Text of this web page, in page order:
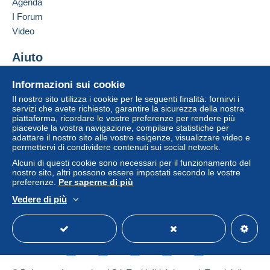
dell'acquirente.
clausole relative al pagamento, queste sono da
considerarsi nulle e non dovute. Le condizioni di
pagamento del sito Delcampe, definite nelle
Gli acquisti devono essere pagati entro14 giorni
dal ricevimento della richiesta di pagamento del
venditore.
Diritto di recesso|Spese di restituzione a carico
dell'acquirente.
Per conoscere i termini per il reso e per il rimborso
dell'oggetto
Lisez bien mes conditions jusqu'au
Informazioni sui cookie
Il nostro sito utilizza i cookie per le seguenti finalità: fornirvi i
servizi che avete richiesto, garantire la sicurezza della nostra
piattaforma, ricordare le vostre preferenze per rendere più
piacevole la vostra navigazione, compilare statistiche per
adattare il nostro sito alle vostre esigenze, visualizzare video e
permettervi di condividere contenuti sui social network.
Alcuni di questi cookie sono necessari per il funzionamento del
nostro sito, altri possono essere impostati secondo le vostre
preferenze. Per saperne di più
Vedere di più
Agenda
I Forum
Video
Aiuto
Acquistare su Delcampe
Vendere su Delcampe
Un sito sicuro